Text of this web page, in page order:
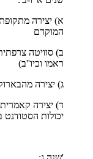
א) יצירה
המוקדם
ב) סוויטה
ראמו וכיו''ב)
ג) יצירה
ד) יצירה
יכולות